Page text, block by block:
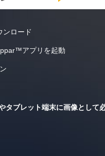
ロード
アプリを起動
ブレット端末に画像として